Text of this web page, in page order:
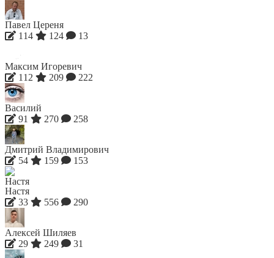
Павел Цереня
114
124 13
Максим Игоревич
112
209 222
Василий
91
270 258
Дмитрий Владимирович
54
159 153
Настя
33
556 290
Алексей Шиляев
29
249 31